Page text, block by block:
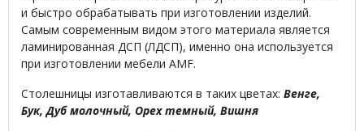
и быстро обрабатывать при изготовлении изделий.
Самым современным видом этого материала является
ламинированная ДСП (ЛДСП), именно она используется
при изготовлении мебели AMF.
Столешницы изготавливаются в таких цветах: Венге,
Бук, Дуб молочный, Орех темный, Вишня